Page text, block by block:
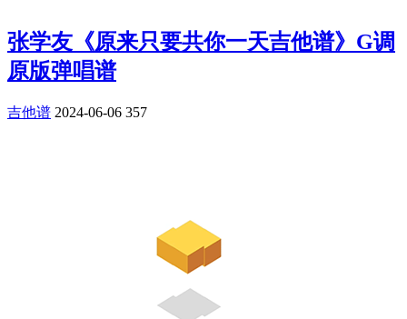
张学友《原来只要共你一天吉他谱》G调
原版弹唱谱
吉他谱 2024-06-06 357